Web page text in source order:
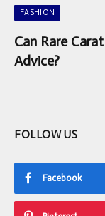
FASHION
Can Rare
Advice?
FOLLOW US
Facebook